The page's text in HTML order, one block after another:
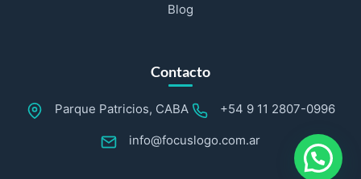
Blog
Contacto
Parque Patricios, CABA +54 9 11 2807-0996
info@focuslogo.com.ar